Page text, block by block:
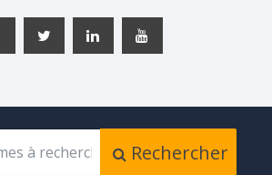
Rechercher